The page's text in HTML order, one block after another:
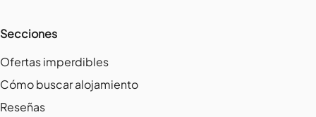
Secciones
Ofertas imperdibles
Cómo buscar alojamiento
Reseñas